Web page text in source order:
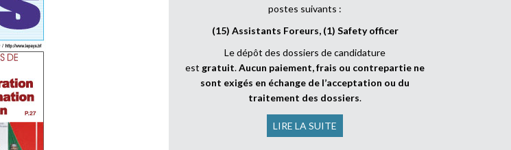
postes suivants :
(15) Assistants Foreurs, (1) Safety officer
Le dépôt des dossiers de candidature
est gratuit.Aucun paiement, frais ou contrepartie ne
sont exigés en échange de l’acceptation ou du
traitement des dossiers.
LIRE LA SUITE